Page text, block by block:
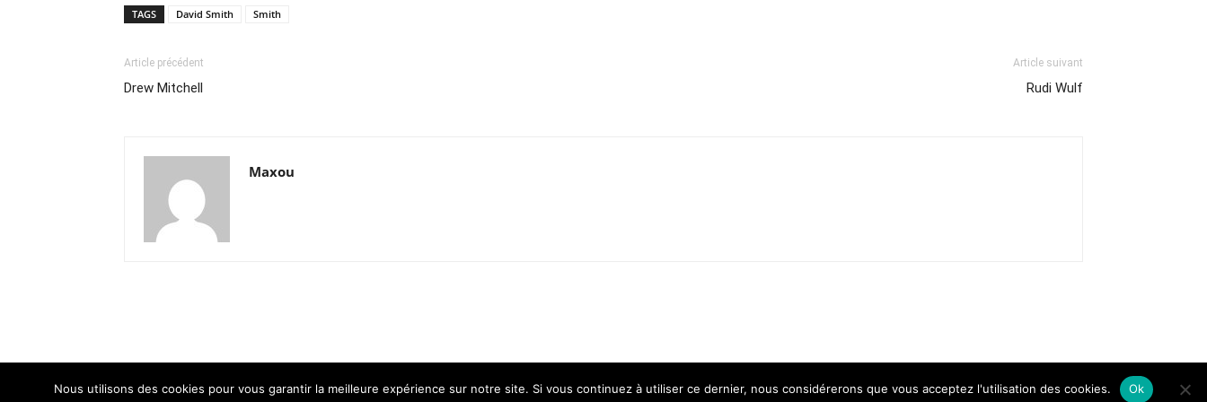
TAGS David Smith Smith
Article précédent
Drew Mitchell
Article suivant
Rudi Wulf
Maxou
Nous utilisons des cookies pour vous garantir la meilleure expérience sur notre site. Si vous continuez à utiliser ce dernier, nous considérerons que vous acceptez l'utilisation des cookies. Ok